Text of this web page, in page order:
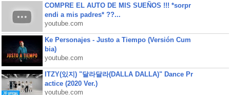
COMPRE EL AUTO DE MIS SUEÑOS !!! *sorpr
endi a mis padres* ??...
youtube.com
Ke Personajes - Justo a Tiempo (Versión Cum
bia)
youtube.com
ITZY(있지) "달라달라(DALLA DALLA)" Dance Pr
actice (2020 Ver.)
youtube.com